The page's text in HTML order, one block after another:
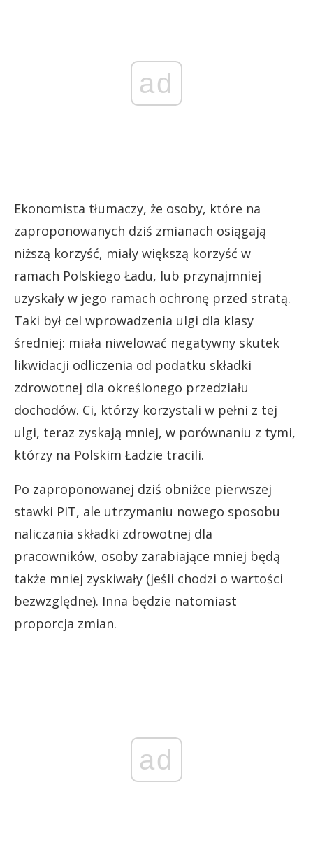
ad
Ekonomista tłumaczy, że osoby, które na
zaproponowanych dziś zmianach osiągają
niższą korzyść, miały większą korzyść w
ramach Polskiego Ładu, lub przynajmniej
uzyskały w jego ramach ochronę przed stratą.
Taki był cel wprowadzenia ulgi dla klasy
średniej: miała niwelować negatywny skutek
likwidacji odliczenia od podatku składki
zdrowotnej dla określonego przedziału
dochodów. Ci, którzy korzystali w pełni z tej
ulgi, teraz zyskają mniej, w porównaniu z tymi,
którzy na Polskim Ładzie tracili.
Po zaproponowanej dziś obniżce pierwszej
stawki PIT, ale utrzymaniu nowego sposobu
naliczania składki zdrowotnej dla
pracowników, osoby zarabiające mniej będą
także mniej zyskiwały (jeśli chodzi o wartości
bezwzględne). Inna będzie natomiast
proporcja zmian.
ad